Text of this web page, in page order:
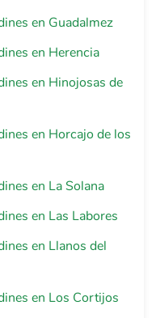
en Guadalmez
en Herencia
en Hinojosas de
en Horcajo de los
en La Solana
en Las Labores
en Llanos del
en Los Cortijos